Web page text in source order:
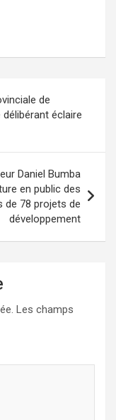
de
délibérant éclaire
Daniel Bumba
en public des
de 78 projets de
développement
Les champs